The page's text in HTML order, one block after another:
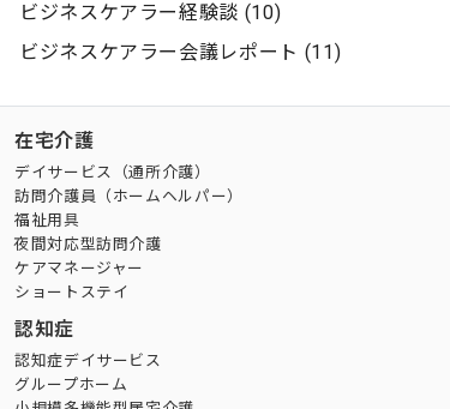
ビジネスケアラー経験談 (10)
ビジネスケアラー会議レポート (11)
在宅介護
デイサービス（通所介護）
訪問介護員（ホームヘルパー）
福祉用具
夜間対応型訪問介護
ケアマネージャー
ショートステイ
認知症
認知症デイサービス
グループホーム